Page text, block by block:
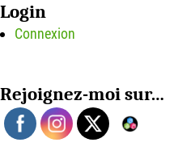
Login
Connexion
Rejoignez-moi sur…